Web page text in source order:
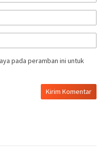
pada peramban ini untuk